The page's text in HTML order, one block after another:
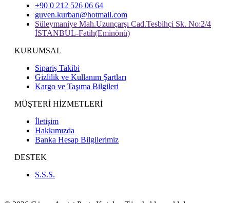
+90 0 212 526 06 64
guven.kurban@hotmail.com
Süleymaniye Mah.Uzunçarşı Cad.Tesbihçi Sk. No:2/4
İSTANBUL-Fatih(Eminönü)
KURUMSAL
Sipariş Takibi
Gizlilik ve Kullanım Şartları
Kargo ve Taşıma Bilgileri
MÜŞTERİ HİZMETLERİ
İletişim
Hakkımızda
Banka Hesap Bilgilerimiz
DESTEK
S.S.S.